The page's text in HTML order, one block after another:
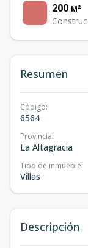
200 M²
Resumen
Código:
6564
Provincia:
La Altagracia
Tipo de inmueble:
Villas
Descripción